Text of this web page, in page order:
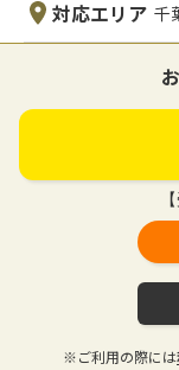
対応エリア 千
※ご利用の際には